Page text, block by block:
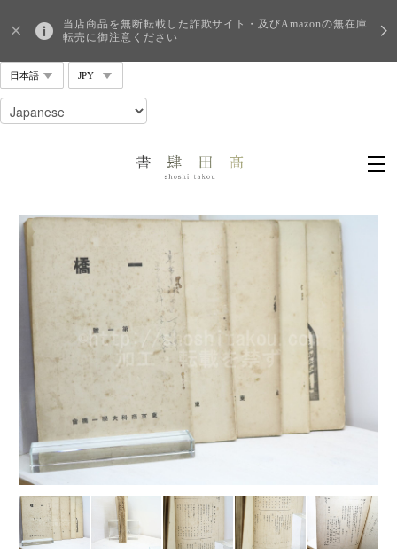
当店商品を無断転載した詐欺サイト・及びAmazonの無在庫
転売に御注意ください